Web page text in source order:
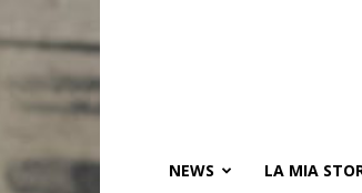
NEWS LA MIA